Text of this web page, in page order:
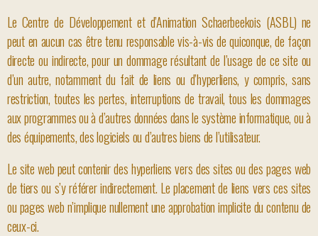
Le Centre de Développement et d’Animation Schaerbeekois (ASBL) ne
peut en aucun cas être tenu responsable vis-à-vis de quiconque, de façon
directe ou indirecte, pour un dommage résultant de l’usage de ce site ou
d’un autre, notamment du fait de liens ou d’hyperliens, y compris, sans
restriction, toutes les pertes, interruptions de travail, tous les dommages
aux programmes ou à d’autres données dans le système informatique, ou à
des équipements, des logiciels ou d’autres biens de l’utilisateur.
Le site web peut contenir des hyperliens vers des sites ou des pages web
de tiers ou s’y référer indirectement. Le placement de liens vers ces sites
ou pages web n’implique nullement une approbation implicite du contenu de
ceux-ci.